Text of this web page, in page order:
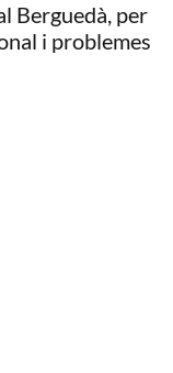
Berguedà, per
i problemes